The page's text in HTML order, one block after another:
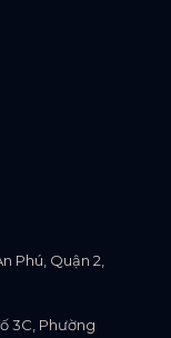
Phú, Quận 2,
3C, Phường